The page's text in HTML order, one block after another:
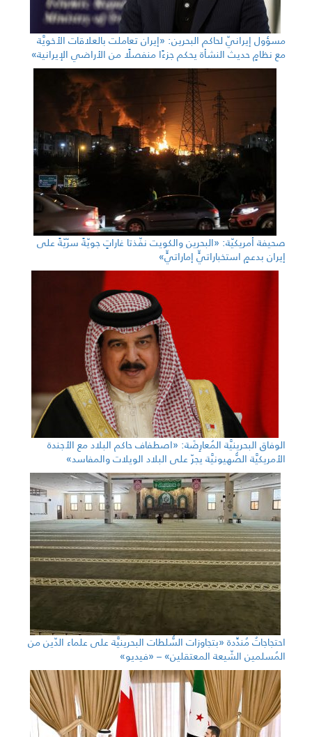
مسؤول إيرانيّ لحاكم البحرين: «إيران تعاملت بالعلاقات الأخويَّة
مع نظامٍ حديث النشأة يحكم جزءًا منفصلًا من الأراضي الإيرانية»
صحيفة أمريكيّة: «البحرين والكويت نفّذتا غاراتٍ جويّةً سرّيّةً على
إيران بدعمٍ استخباراتيٍّ إماراتيٍّ»
الوفاق البحرينيَّة المُعارِضَة: «اصطفاف حاكم البلاد مع الأجندة
الأمريكيَّة الصُّهيونيَّة يجرّ على البلاد الويلات والمفاسد»
احتجاجاتٌ مُندِّدة «بتجاوزات السُّلطات البحرينيَّة على علماء الدّين من
المُسلمين الشّيعة المعتقلين» – «فيديو»